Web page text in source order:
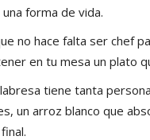
forma de vida.
no hace falta ser chef
en tu mesa un plato
tiene tanta
un arroz blanco que